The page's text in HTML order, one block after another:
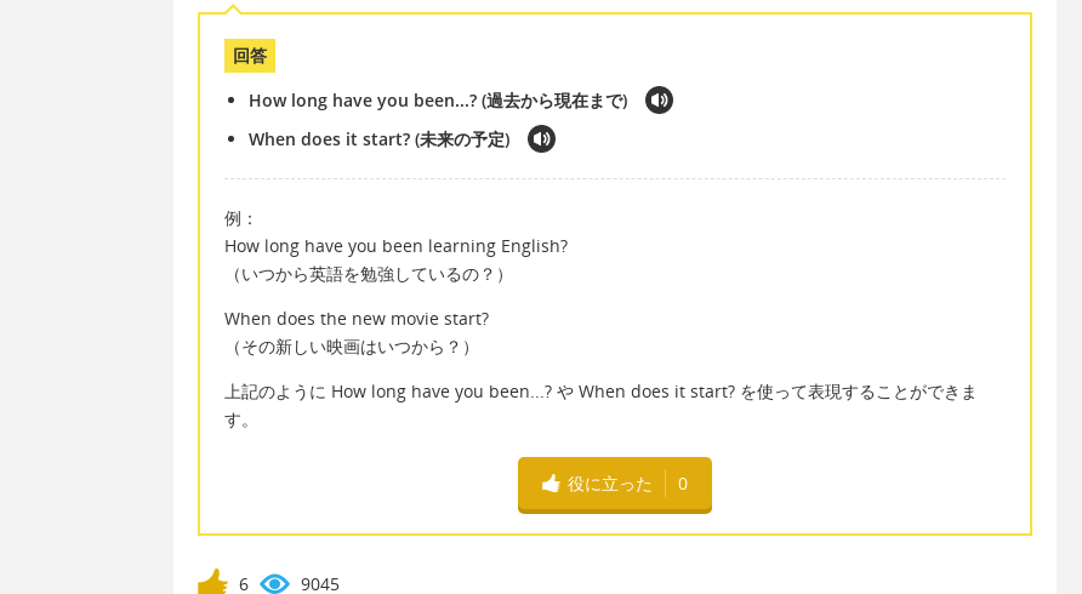
回答
How long have you been...? (過去から現在まで)
When does it start? (未来の予定)
例：
How long have you been learning English?
（いつから英語を勉強しているの？）
When does the new movie start?
（その新しい映画はいつから？）
上記のように How long have you been...? や When does it start? を使って表現することができま
す。
役に立った 0
6 9045